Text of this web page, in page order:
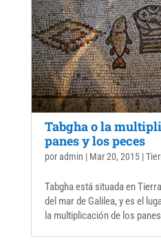
Tabgha o la
panes y los peces
poradmin | Mar 20, 2015|
Tabgha está situada en
del mar de Galilea, y es el
la multiplicación de los